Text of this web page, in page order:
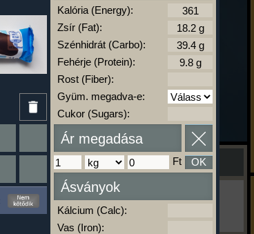
Ha ma már nem eszel/sportolsz többet,
kattints a kiértékelésre!
A Kalória Szimulátor Prémium funkció.
Kalória (Energy):
Zsír (Fat):
Szénhidrát (Carbo):
Fehérje (Protein):
Rost (Fiber):
Gyüm. megadva-e:
Cukor (Sugars):
Ár megadása
Ft OK
Ásványok
Kálcium (Calc):
Vas (Iron):